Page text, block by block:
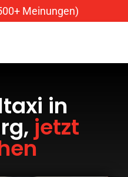
Meinungen)
in
jetzt